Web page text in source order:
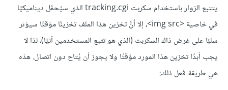
المتصفح أنَّ هنالك صفحات HTML أخرى عليه تنزيلها وتخزينها
تخزينًا مؤقتًا.
يتتبع الزوار باستخدام سكربت tracking.cgi الذي سيُحمَّل ديناميكيًا
في خاصية <img src>، إلا أنَّ تخزين هذا الملف تخزينًا مؤقتًا سيؤثر
سلبًا على غرض ذاك السكربت (الذي هو تتبع المستخدمين آنيًا)، لذا لا
يجب أبدًا تخزين هذا المورد مؤقتًا ولا يجوز أن يُتاح دون اتصال. هذه
هي طريقة فعل ذلك: